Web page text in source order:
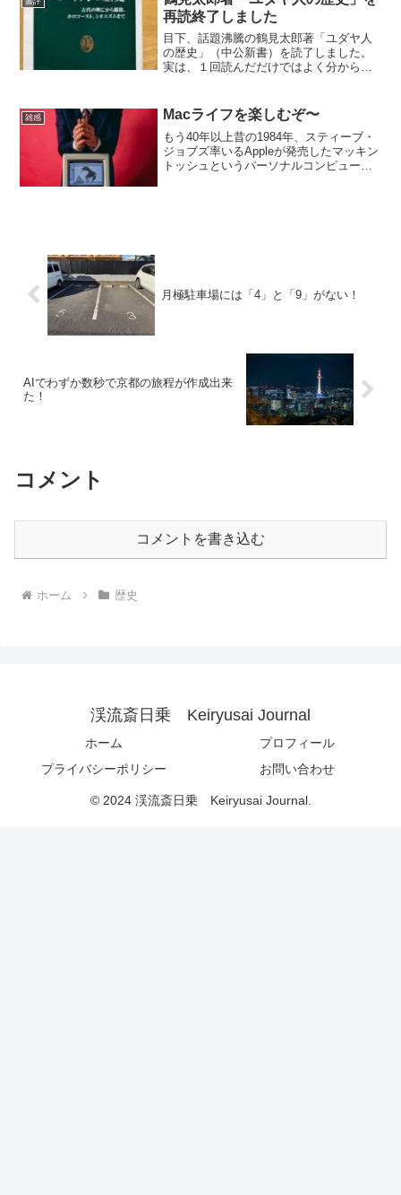
再読終了しました
目下、話題沸騰の鶴見太郎著「ユダヤ人
の歴史」（中公新書）を読了しました。
実は、１回読んだだけではよく分からな
った理由は、固有名詞が、いわゆる新聞
協会の用字・用語ではな...
雑感 Macライフを楽しむぞ〜
もう40年以上昔の1984年、スティーブ・
ジョブズ率いるAppleが発売したマッキン
トッシュというパーソナルコンピュータ
月極駐車場には「4」と「9」がない！
AIでわずか数秒で京都の旅程が作成出来
た！
コメント
コメントを書き込む
ホーム 歴史
渓流斎日乗 Keiryusai Journal
ホーム
プロフィール
プライバシーポリシー
お問い合わせ
© 2024 渓流斎日乗 Keiryusai Journal.